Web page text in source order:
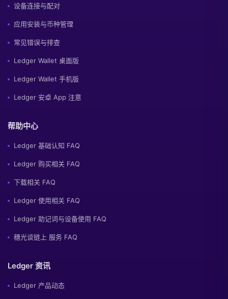
设备连接与配对
应用安装与币种管理
常见错误与排查
Ledger Wallet 桌面版
Ledger Wallet 手机版
Ledger 安卓 App 注意
帮助中心
Ledger 基础认知 FAQ
Ledger 购买相关 FAQ
下载相关 FAQ
Ledger 使用相关 FAQ
Ledger 助记词与设备使用 FAQ
穗光谈链上 服务 FAQ
Ledger 资讯
Ledger 产品动态